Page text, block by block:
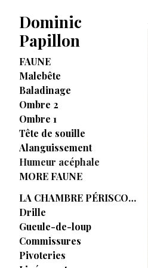
Dominic
Papillon
FAUNE
Malebête
Baladinage
Ombre 2
Ombre 1
Tête de souille
Alanguissement
Humeur acéphale
MORE FAUNE
LA CHAMBRE PÉRISCOPIQUE
Drille
Gueule-de-loup
Commissures
Pivoteries